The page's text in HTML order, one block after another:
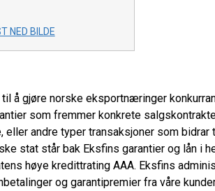
NED BILDE
å gjøre norske eksportnæringer
som fremmer konkrete
andre typer transaksjoner som bidrar
stat står bak Eksfins garantier og lån i
høye kredittrating AAA. Eksfins
og garantipremier fra våre